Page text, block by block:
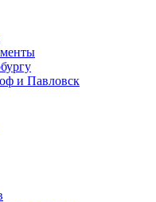
и Павловск